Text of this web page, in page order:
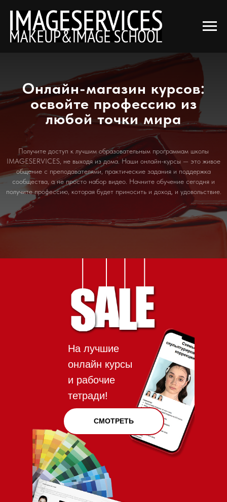
Главная → Магазин → видео-уроки
Онлайн-магазин курсов:
освойте профессию из
любой точки мира
Получите доступ к лучшим образовательным программам школы
IMAGESERVICES, не выходя из дома. Наши онлайн-курсы — это живое
общение с преподавателями, практические задания и поддержка
сообщества, а не просто набор видео. Начните обучение сегодня и
получите профессию, которая будет приносить и доход, и удовольствие.
На лучшие
онлайн курсы
и рабочие
тетради!
СМОТРЕТЬ